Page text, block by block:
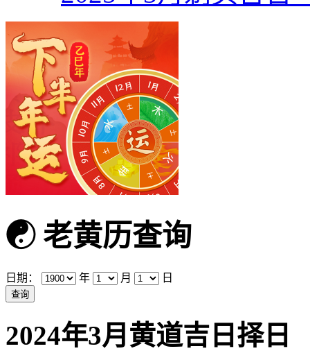
☯老黄历查询
日期： 年 月 日
2024年3月黄道吉日择日